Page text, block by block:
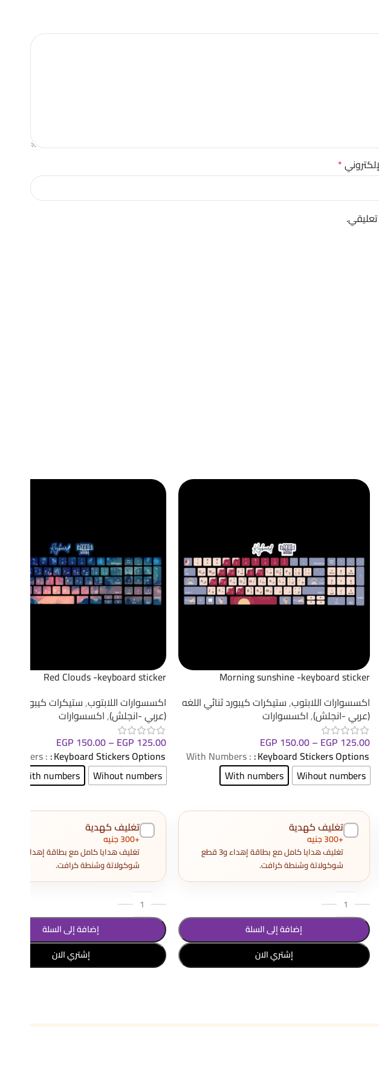
*
Morning sunshine -keyboard sticker
اكسسوارات اللابتوب,ستيكرات كيبورد ثنائي اللغه
(عربي -انجلش),اكسسوارات
EGP 125.00
–
EGP 150.00
Keyboard Stickers Options
: With Numbers
Wihout numbers
With numbers
تغليف كهدية
+300 جنيه
تغليف هدايا كامل مع بطاقة إهداء و3 قطع
شوكولاتة وشنطة كرافت.
إضافة إلى السلة
إشتري الان
Red Clouds -keyboard sticker
اكسسوارات اللابتوب,ستيكرات كيبورد
(عربي -انجلش),اكسسوارات
EGP 125.00
–
EGP 150.00
Keyboard Stickers Options
: With Numbers
Wihout numbers
With numbers
تغليف كهدية
+300 جنيه
شوكولاتة وشنطة كرافت.
إضافة إلى السلة
إشتري الان